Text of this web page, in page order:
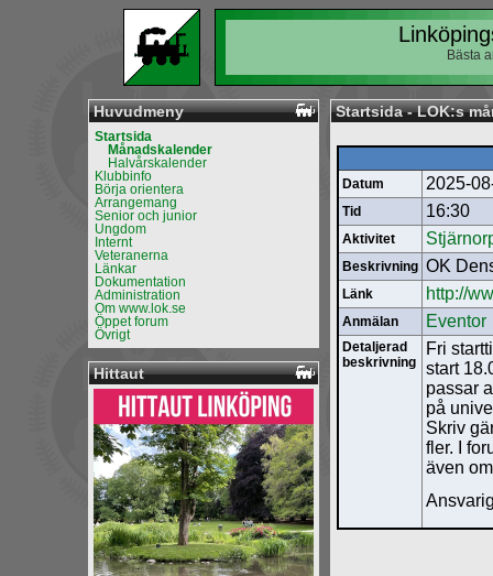
Bästa
Huvudmeny
Startsida
Månadskalender
Halvårskalender
Klubbinfo
Börja orientera
Arrangemang
Senior och junior
Ungdom
Internt
Veteranerna
Länkar
Dokumentation
Administration
Om www.lok.se
Öppet forum
Övrigt
Hittaut
Startsida - LOK:s
Datum 2025-
Tid 16:30
Aktivitet
Beskrivning OK
Länk http://
Anmälan Eventor
Detaljerad
beskrivning
Fri
start
passar
på
Skriv
fler. I
även